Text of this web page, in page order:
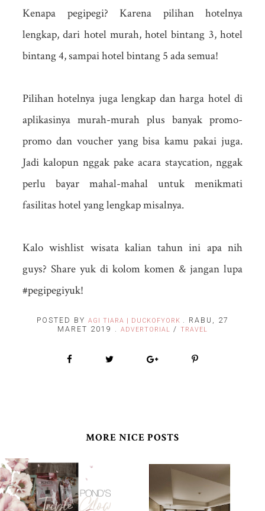
Kenapa pegipegi? Karena pilihan hotelnya
lengkap, dari hotel murah, hotel bintang 3, hotel
bintang 4, sampai hotel bintang 5 ada semua!
Pilihan hotelnya juga lengkap dan harga hotel di
aplikasinya murah-murah plus banyak promo-
promo dan voucher yang bisa kamu pakai juga.
Jadi kalopun nggak pake acara staycation, nggak
perlu bayar mahal-mahal untuk menikmati
fasilitas hotel yang lengkap misalnya.
Kalo wishlist wisata kalian tahun ini apa nih
guys? Share yuk di kolom komen & jangan lupa
#pegipegiyuk!
POSTED BY AGI TIARA | DUCKOFYORK . RABU, 27
MARET 2019 . ADVERTORIAL / TRAVEL
MORE NICE POSTS